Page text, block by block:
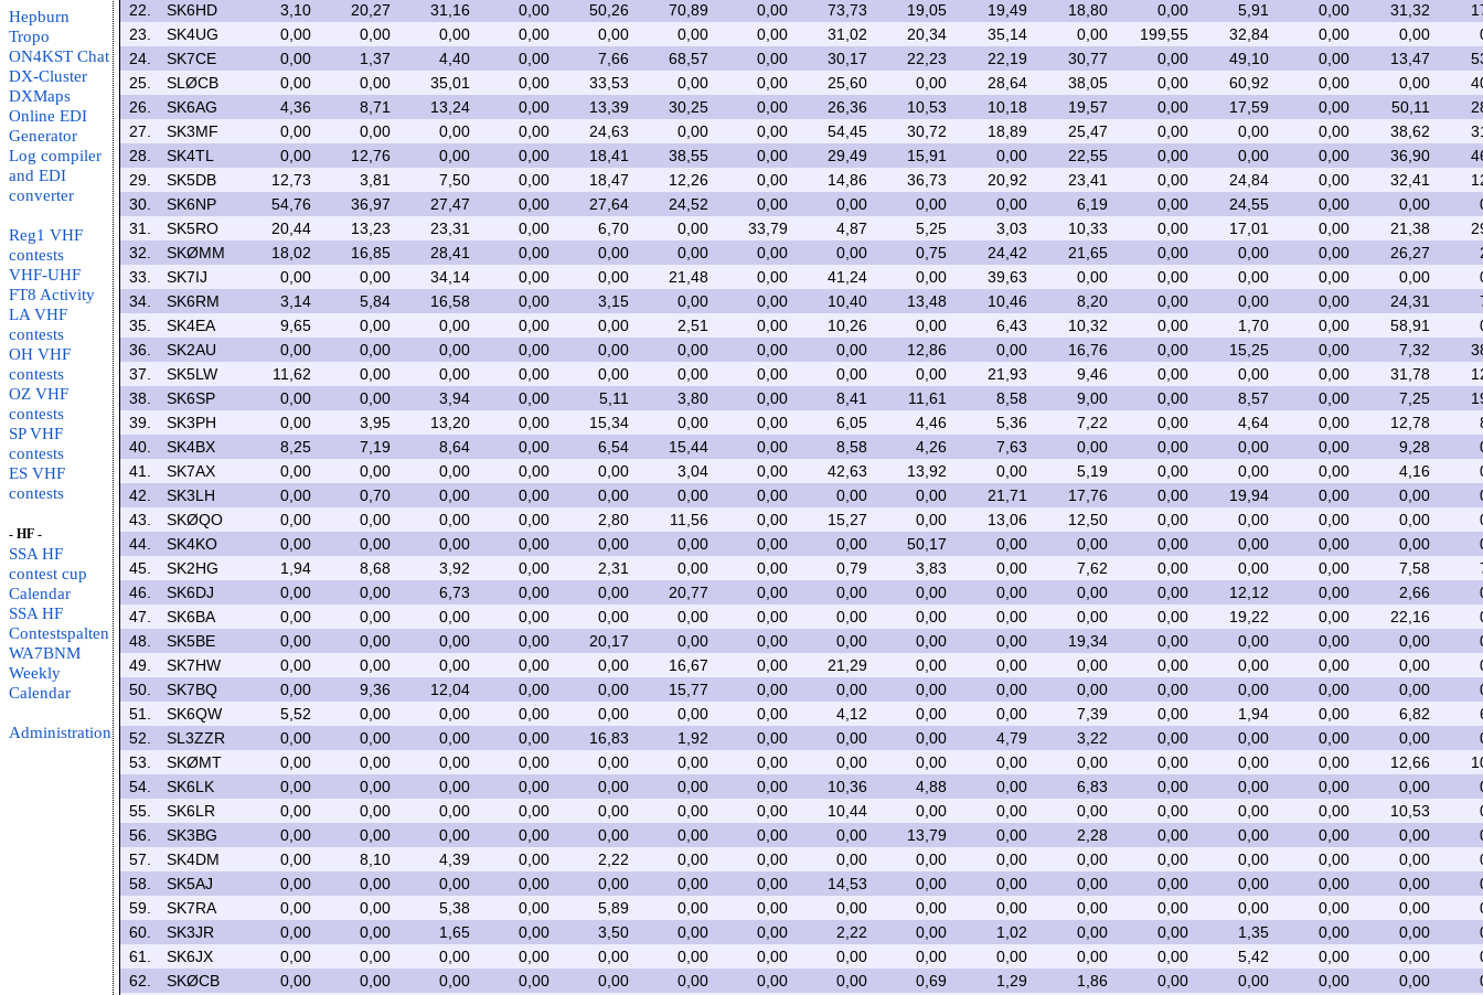
Hepburn
Tropo
ON4KST Chat
DX-Cluster
DXMaps
Online EDI
Generator
Log compiler
and EDI
converter
Reg1 VHF
contests
VHF-UHF
FT8 Activity
LA VHF
contests
OH VHF
contests
OZ VHF
contests
SP VHF
contests
ES VHF
contests
- HF -
SSA HF
contest cup
Calendar
SSA HF
Contestspalten
WA7BNM
Weekly
Calendar
Administration
22.
SK6HD 3,10 20,27 31,16 0,00 50,26 70,89 0,00 73,73 19,05 19,49 18,80 0,00 5,91 0,00 31,32
23.
SK4UG 0,00 0,00 0,00 0,00 0,00 0,00 0,00 31,02 20,34 35,14 0,00 199,55 32,84 0,00 0,00
24.
SK7CE 0,00 1,37 4,40 0,00 7,66 68,57 0,00 30,17 22,23 22,19 30,77 0,00 49,10 0,00 13,47
25.
SLØCB 0,00 0,00 35,01 0,00 33,53 0,00 0,00 25,60 0,00 28,64 38,05 0,00 60,92 0,00 0,00
26.
SK6AG 4,36 8,71 13,24 0,00 13,39 30,25 0,00 26,36 10,53 10,18 19,57 0,00 17,59 0,00 50,11
27.
SK3MF 0,00 0,00 0,00 0,00 24,63 0,00 0,00 54,45 30,72 18,89 25,47 0,00 0,00 0,00 38,62
28.
SK4TL 0,00 12,76 0,00 0,00 18,41 38,55 0,00 29,49 15,91 0,00 22,55 0,00 0,00 0,00 36,90
29.
SK5DB 12,73 3,81 7,50 0,00 18,47 12,26 0,00 14,86 36,73 20,92 23,41 0,00 24,84 0,00 32,41
30.
SK6NP 54,76 36,97 27,47 0,00 27,64 24,52 0,00 0,00 0,00 0,00 6,19 0,00 24,55 0,00 0,00
31.
SK5RO 20,44 13,23 23,31 0,00 6,70 0,00 33,79 4,87 5,25 3,03 10,33 0,00 17,01 0,00 21,38
32.
SKØMM 18,02 16,85 28,41 0,00 0,00 0,00 0,00 0,00 0,75 24,42 21,65 0,00 0,00 0,00 26,27
33.
SK7IJ 0,00 0,00 34,14 0,00 0,00 21,48 0,00 41,24 0,00 39,63 0,00 0,00 0,00 0,00 0,00
34.
SK6RM 3,14 5,84 16,58 0,00 3,15 0,00 0,00 10,40 13,48 10,46 8,20 0,00 0,00 0,00 24,31
35.
SK4EA 9,65 0,00 0,00 0,00 0,00 2,51 0,00 10,26 0,00 6,43 10,32 0,00 1,70 0,00 58,91
36.
SK2AU 0,00 0,00 0,00 0,00 0,00 0,00 0,00 0,00 12,86 0,00 16,76 0,00 15,25 0,00 7,32
37.
SK5LW 11,62 0,00 0,00 0,00 0,00 0,00 0,00 0,00 0,00 21,93 9,46 0,00 0,00 0,00 31,78
38.
SK6SP 0,00 0,00 3,94 0,00 5,11 3,80 0,00 8,41 11,61 8,58 9,00 0,00 8,57 0,00 7,25
39.
SK3PH 0,00 3,95 13,20 0,00 15,34 0,00 0,00 6,05 4,46 5,36 7,22 0,00 4,64 0,00 12,78
40.
SK4BX 8,25 7,19 8,64 0,00 6,54 15,44 0,00 8,58 4,26 7,63 0,00 0,00 0,00 0,00 9,28
41.
SK7AX 0,00 0,00 0,00 0,00 0,00 3,04 0,00 42,63 13,92 0,00 5,19 0,00 0,00 0,00 4,16
42.
SK3LH 0,00 0,70 0,00 0,00 0,00 0,00 0,00 0,00 0,00 21,71 17,76 0,00 19,94 0,00 0,00
43.
SKØQO 0,00 0,00 0,00 0,00 2,80 11,56 0,00 15,27 0,00 13,06 12,50 0,00 0,00 0,00 0,00
44.
SK4KO 0,00 0,00 0,00 0,00 0,00 0,00 0,00 0,00 50,17 0,00 0,00 0,00 0,00 0,00 0,00
45.
SK2HG 1,94 8,68 3,92 0,00 2,31 0,00 0,00 0,79 3,83 0,00 7,62 0,00 0,00 0,00 7,58
46.
SK6DJ 0,00 0,00 6,73 0,00 0,00 20,77 0,00 0,00 0,00 0,00 0,00 0,00 12,12 0,00 2,66
47.
SK6BA 0,00 0,00 0,00 0,00 0,00 0,00 0,00 0,00 0,00 0,00 0,00 0,00 19,22 0,00 22,16
48.
SK5BE 0,00 0,00 0,00 0,00 20,17 0,00 0,00 0,00 0,00 0,00 19,34 0,00 0,00 0,00 0,00
49.
SK7HW 0,00 0,00 0,00 0,00 0,00 16,67 0,00 21,29 0,00 0,00 0,00 0,00 0,00 0,00 0,00
50.
SK7BQ 0,00 9,36 12,04 0,00 0,00 15,77 0,00 0,00 0,00 0,00 0,00 0,00 0,00 0,00 0,00
51.
SK6QW 5,52 0,00 0,00 0,00 0,00 0,00 0,00 4,12 0,00 0,00 7,39 0,00 1,94 0,00 6,82
52.
SL3ZZR 0,00 0,00 0,00 0,00 16,83 1,92 0,00 0,00 0,00 4,79 3,22 0,00 0,00 0,00 0,00
53.
SKØMT 0,00 0,00 0,00 0,00 0,00 0,00 0,00 0,00 0,00 0,00 0,00 0,00 0,00 0,00 12,66
54.
SK6LK 0,00 0,00 0,00 0,00 0,00 0,00 0,00 10,36 4,88 0,00 6,83 0,00 0,00 0,00 0,00
55.
SK6LR 0,00 0,00 0,00 0,00 0,00 0,00 0,00 10,44 0,00 0,00 0,00 0,00 0,00 0,00 10,53
56.
SK3BG 0,00 0,00 0,00 0,00 0,00 0,00 0,00 0,00 13,79 0,00 2,28 0,00 0,00 0,00 0,00
57.
SK4DM 0,00 8,10 4,39 0,00 2,22 0,00 0,00 0,00 0,00 0,00 0,00 0,00 0,00 0,00 0,00
58.
SK5AJ 0,00 0,00 0,00 0,00 0,00 0,00 0,00 14,53 0,00 0,00 0,00 0,00 0,00 0,00 0,00
59.
SK7RA 0,00 0,00 5,38 0,00 5,89 0,00 0,00 0,00 0,00 0,00 0,00 0,00 0,00 0,00 0,00
60.
SK3JR 0,00 0,00 1,65 0,00 3,50 0,00 0,00 2,22 0,00 1,02 0,00 0,00 1,35 0,00 0,00
61.
SK6JX 0,00 0,00 0,00 0,00 0,00 0,00 0,00 0,00 0,00 0,00 0,00 0,00 5,42 0,00 0,00
62.
SKØCB 0,00 0,00 0,00 0,00 0,00 0,00 0,00 0,00 0,69 1,29 1,86 0,00 0,00 0,00 0,00